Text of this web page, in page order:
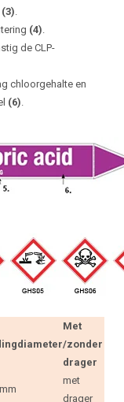
(3).
(4).
de CLP-
chloorgehalte en
(6).
Met
/zonder
drager
met
drager